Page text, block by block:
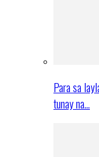
Para sa
tunay na…